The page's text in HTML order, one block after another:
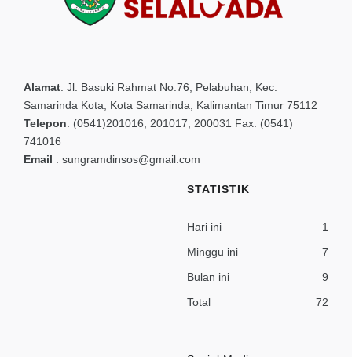
Alamat: Jl. Basuki Rahmat No.76, Pelabuhan, Kec.
Samarinda Kota, Kota Samarinda, Kalimantan Timur 75112
Telepon: (0541)201016, 201017, 200031 Fax. (0541)
741016
Email : sungramdinsos@gmail.com
STATISTIK
Hari ini
1
Minggu ini
7
Bulan ini
9
Total
72